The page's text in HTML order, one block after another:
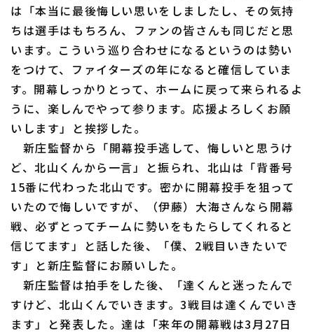
運営会社（別ウィンドウで開く） よくある質問
特定商取引法の表示 アルバイト募集（別ウィンドウで開く
は「本当に最後悔しい思いをしましたし、その気持
ちは選手はもちろん、ファンの皆さんも同じだと思
います。こういう巡り合わせになるというのは勢い
をつけて、ファイターズの年になると確信していま
す。開幕しっかりとって、ホームに戻って来られるよ
うに、楽しんでやって参ります。応援よろしくお願
いします」と挨拶した。
新庄監督から「開幕投手逃して、悔しいと思うけ
ど、北山くんから一言」と振られ、北山は「背番号
15番に代わった北山です。密かに開幕投手を狙って
いたので悔しいですが、（伊藤）大海さんなら開幕
戦、必ずとってチームに勢いをもたらしてくれると
信じてます」と話した後、「僕、2戦目いきたいで
す」と新庄監督にお願いした。
新庄監督は拍手をした後、「達くんと迷ったんで
すけど、北山くんでいきます。3戦目は達くんでいき
ます」と発表した。達は「来年の開幕戦は3月27日